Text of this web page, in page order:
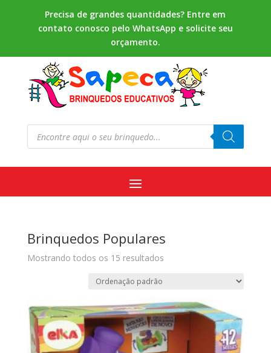
Precisa de grandes quantidades? Entre em
contato conosco pelo WhatsApp e solicite seu
orçamento.
Pesquisar
produtos
Brinquedos Populares
Mostrando todos os 15 resultados